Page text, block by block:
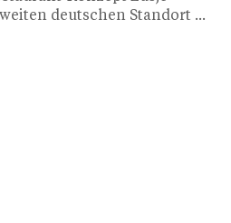
deutschen Standort ...